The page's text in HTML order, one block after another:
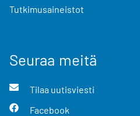
Tutkimusaineistot
Seuraa meitä
Tilaa uutisviesti
Facebook